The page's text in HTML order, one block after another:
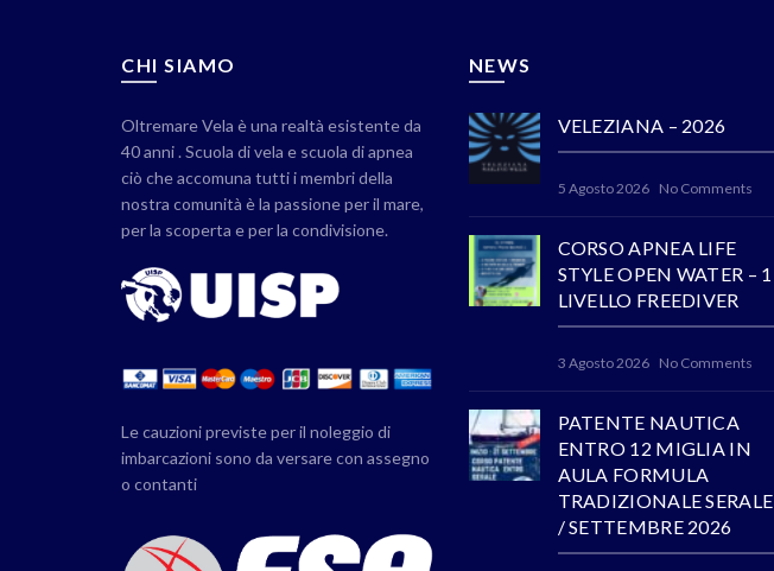
CHI SIAMO
Oltremare Vela è una realtà esistente da
40 anni . Scuola di vela e scuola di apnea
ciò che accomuna tutti i membri della
nostra comunità è la passione per il mare,
per la scoperta e per la condivisione.
Le cauzioni previste per il noleggio di
imbarcazioni sono da versare con assegno
o contanti
NEWS
VELEZIANA – 2026
5 Agosto 2026 No Comments
CORSO APNEA LIFE
STYLE OPEN WATER – 1
LIVELLO FREEDIVER
3 Agosto 2026 No Comments
PATENTE NAUTICA
ENTRO 12 MIGLIA IN
AULA FORMULA
TRADIZIONALE SERALE
/ SETTEMBRE 2026